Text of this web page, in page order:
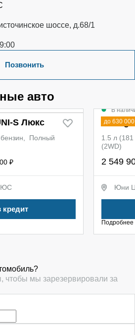
шоссе, д.68/1
Позвонить
авто
S Люкс
Полный
₽
кредит
до 630
В
1.5 л
(2WD)
2 549
Юни
Подробнее
чтобы мы зарезервировали за